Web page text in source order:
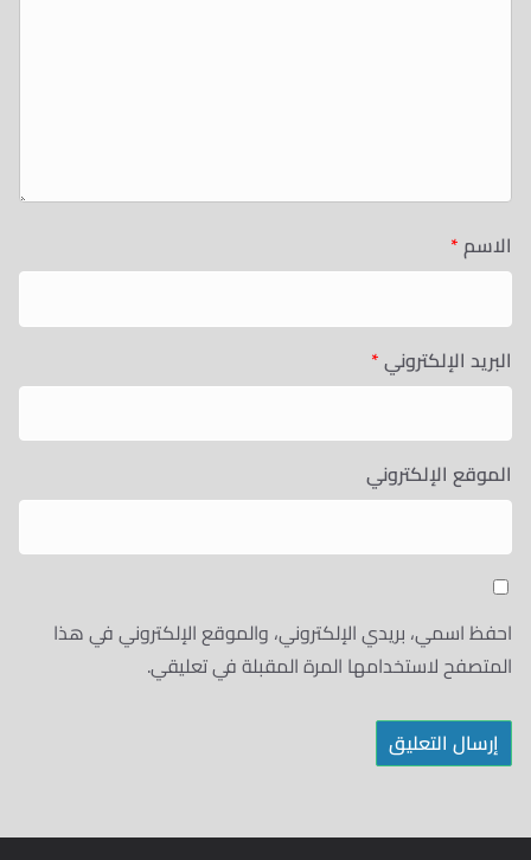
الاسم*
البريد الإلكتروني*
الموقع الإلكتروني
احفظ اسمي، بريدي الإلكتروني، والموقع الإلكتروني في هذا
المتصفح لاستخدامها المرة المقبلة في تعليقي.